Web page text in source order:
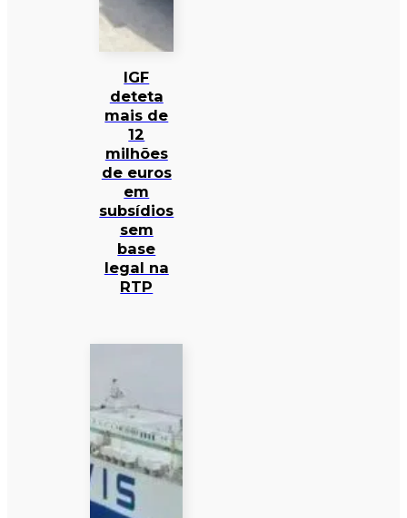
IGF
deteta
mais de
12
milhões
de euros
em
subsídios
sem
base
legal na
RTP